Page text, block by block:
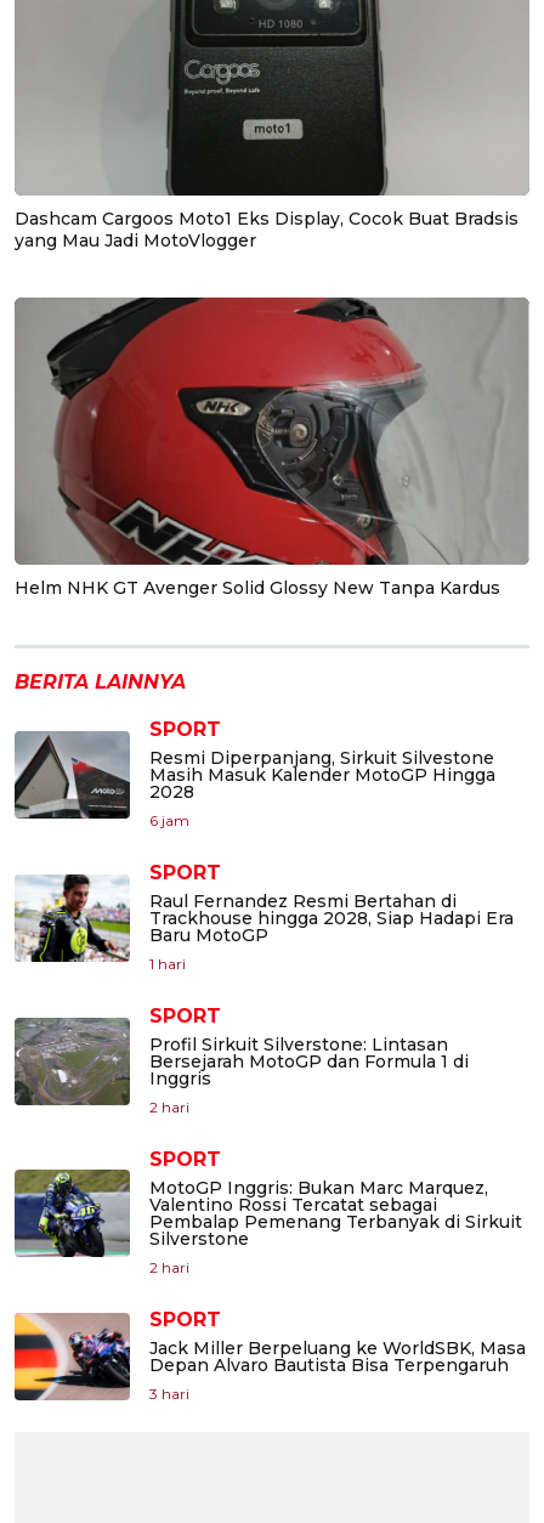
Dashcam Cargoos Moto1 Eks Display, Cocok Buat Bradsis
yang Mau Jadi MotoVlogger
Helm NHK GT Avenger Solid Glossy New Tanpa Kardus
BERITA LAINNYA
SPORT
Resmi Diperpanjang, Sirkuit Silvestone
Masih Masuk Kalender MotoGP Hingga
2028
6 jam
SPORT
Raul Fernandez Resmi Bertahan di
Trackhouse hingga 2028, Siap Hadapi Era
Baru MotoGP
1 hari
SPORT
Profil Sirkuit Silverstone: Lintasan
Bersejarah MotoGP dan Formula 1 di
Inggris
2 hari
SPORT
MotoGP Inggris: Bukan Marc Marquez,
Valentino Rossi Tercatat sebagai
Pembalap Pemenang Terbanyak di Sirkuit
Silverstone
2 hari
SPORT
Jack Miller Berpeluang ke WorldSBK, Masa
Depan Alvaro Bautista Bisa Terpengaruh
3 hari